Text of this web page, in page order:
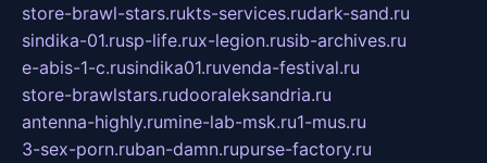
store-brawl-stars.rukts-services.rudark-sand.ru
sindika-01.rusp-life.rux-legion.rusib-archives.ru
e-abis-1-c.rusindika01.ruvenda-festival.ru
store-brawlstars.rudooraleksandria.ru
antenna-highly.rumine-lab-msk.ru1-mus.ru
3-sex-porn.ruban-damn.rupurse-factory.ru